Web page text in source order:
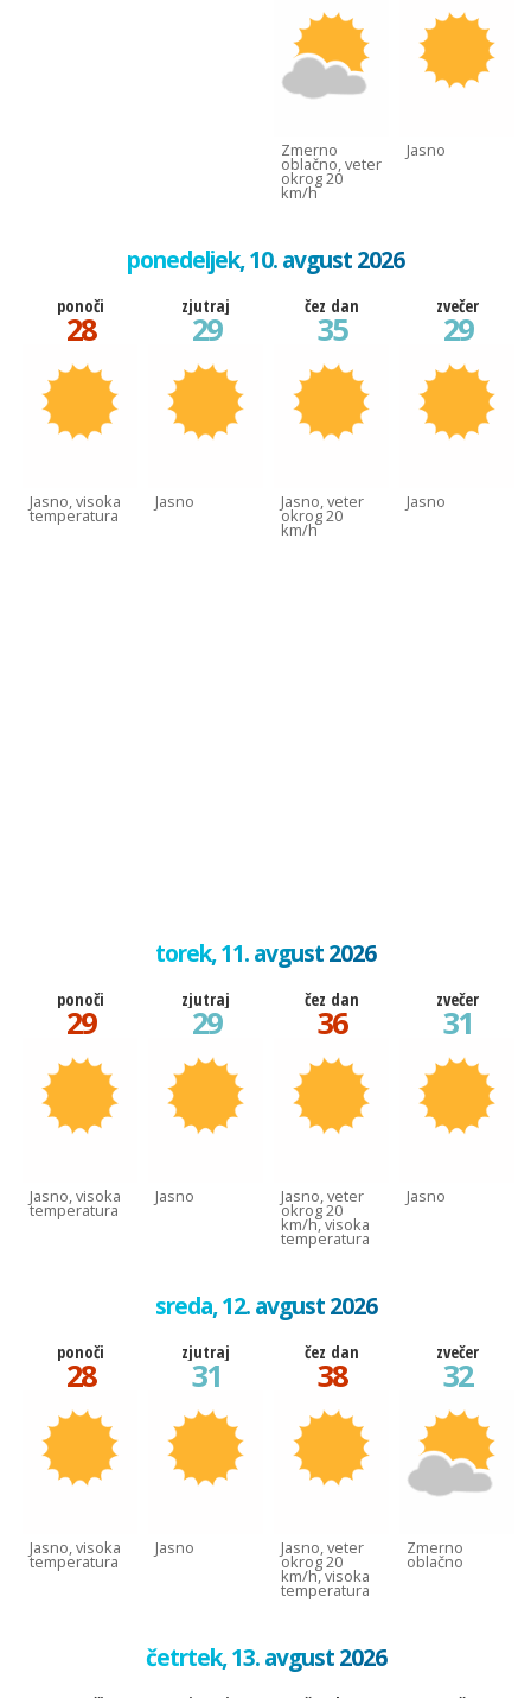
Zmerno
oblačno, veter
okrog 20
km/h
Jasno
ponedeljek, 10. avgust 2026
ponoči
28
Jasno, visoka
temperatura
zjutraj
29
Jasno
čez dan
35
Jasno, veter
okrog 20
km/h
zvečer
29
Jasno
torek, 11. avgust 2026
ponoči
29
Jasno, visoka
temperatura
zjutraj
29
Jasno
čez dan
36
Jasno, veter
okrog 20
km/h, visoka
temperatura
zvečer
31
Jasno
sreda, 12. avgust 2026
ponoči
28
Jasno, visoka
temperatura
zjutraj
31
Jasno
čez dan
38
Jasno, veter
okrog 20
km/h, visoka
temperatura
zvečer
32
Zmerno
oblačno
četrtek, 13. avgust 2026